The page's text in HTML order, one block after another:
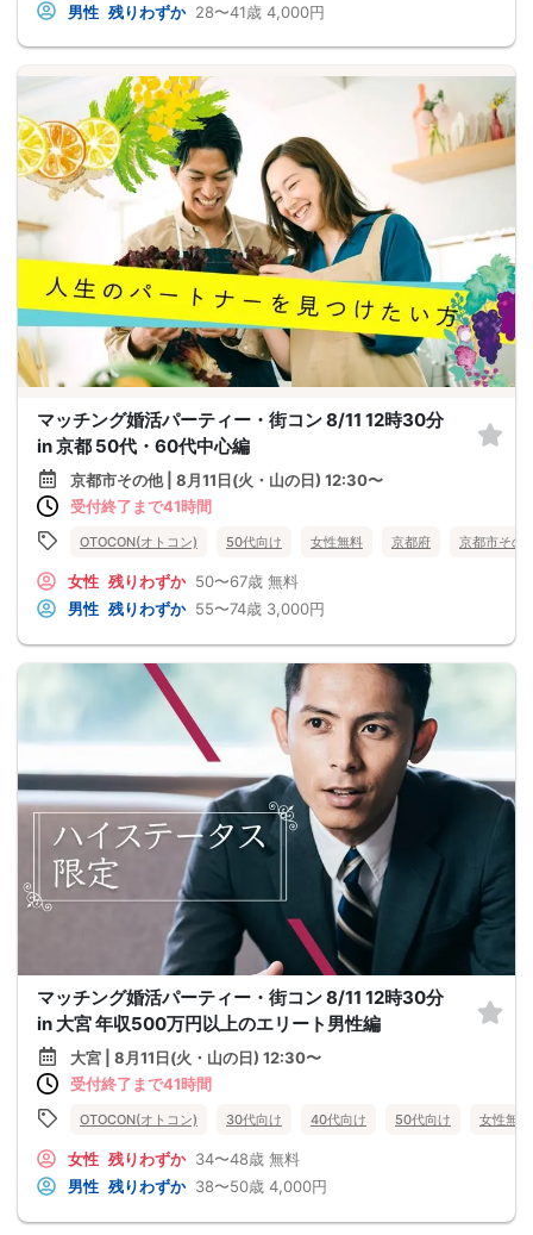
男性 残りわずか 28〜41歳 4,000円
マッチング婚活パーティー・街コン 8/11 12時30分
in 京都 50代・60代中心編
京都市その他 | 8月11日(火・山の日) 12:30〜
受付終了まで41時間
OTOCON(オトコン) 50代向け 女性無料 京都府 京都市その
女性 残りわずか 50〜67歳 無料
男性 残りわずか 55〜74歳 3,000円
マッチング婚活パーティー・街コン 8/11 12時30分
in 大宮 年収500万円以上のエリート男性編
大宮 | 8月11日(火・山の日) 12:30〜
受付終了まで41時間
OTOCON(オトコン) 30代向け 40代向け 50代向け 女性無料
女性 残りわずか 34〜48歳 無料
男性 残りわずか 38〜50歳 4,000円